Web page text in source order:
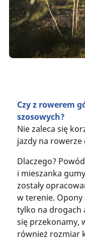
Czy z rowerem
szosowych?
Nie zaleca się
jazdy na rowerze
Dlaczego?
i mieszanka
zostały
w terenie. Opony
tylko na drogach
się przekonamy,
również rozmiar